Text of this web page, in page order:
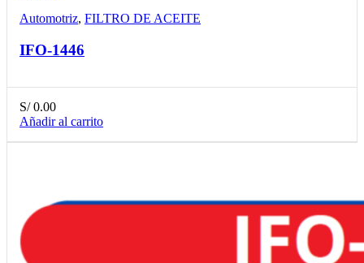
Automotriz, FILTRO DE ACEITE
IFO-1446
S/0.00
Añadir al carrito